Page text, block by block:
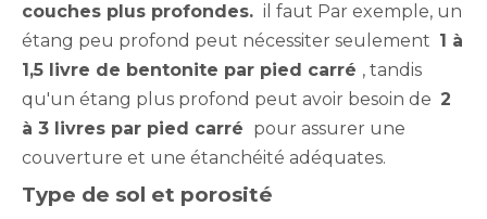
couches plus profondes. il faut Par exemple, un
étang peu profond peut nécessiter seulement 1 à
1,5 livre de bentonite par pied carré , tandis
qu'un étang plus profond peut avoir besoin de 2
à 3 livres par pied carré pour assurer une
couverture et une étanchéité adéquates.
Type de sol et porosité